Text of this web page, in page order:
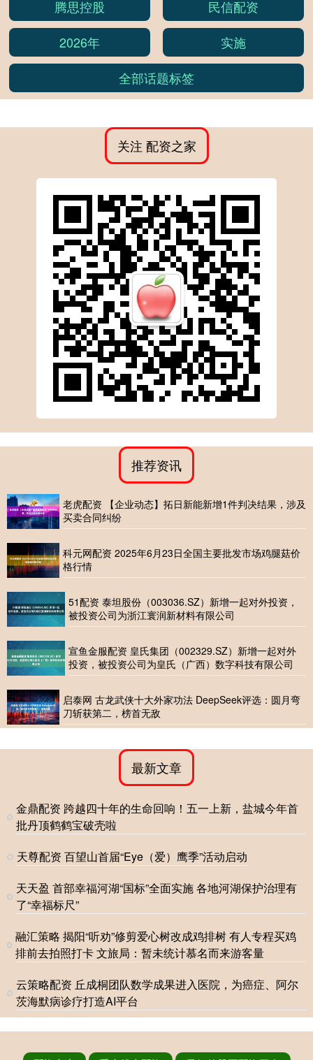
腾思控股
民信配资
2026年
实施
全部话题标签
关注 配资之家
推荐资讯
老虎配资 【企业动态】拓日新能新增1件判决结果，涉及
买卖合同纠纷
科元网配资 2025年6月23日全国主要批发市场鸡腿菇价
格行情
51配资 泰坦股份（003036.SZ）新增一起对外投资，
被投资公司为浙江寰润新材料有限公司
宣鱼金服配资 皇氏集团（002329.SZ）新增一起对外
投资，被投资公司为皇氏（广西）数字科技有限公司
启泰网 古龙武侠十大外家功法 DeepSeek评选：圆月弯
刀斩获第二，榜首无敌
最新文章
金鼎配资 跨越四十年的生命回响！五一上新，盐城今年首
批丹顶鹤鹤宝破壳啦
天尊配资 百望山首届“Eye（爱）鹰季”活动启动
天天盈 首部幸福河湖“国标”全面实施 各地河湖保护治理有
了“幸福标尺”
融汇策略 揭阳“听劝”修剪爱心树改成鸡排树 有人专程买鸡
排前去拍照打卡 文旅局：暂未统计慕名而来游客量
云策略配资 丘成桐团队数学成果进入医院，为癌症、阿尔
茨海默病诊疗打造AI平台